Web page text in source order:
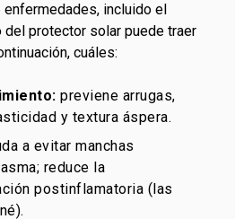
incluido el
del protector solar puede traer
cuáles:
previene arrugas,
y textura áspera.
a evitar manchas
reduce la
postinflamatoria (las